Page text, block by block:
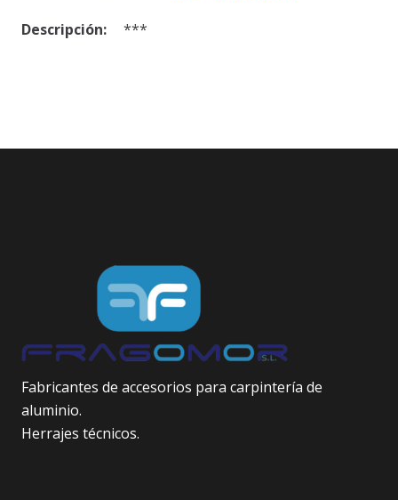
Descripción: ***
Fabricantes de accesorios para carpintería de
aluminio.
Herrajes técnicos.